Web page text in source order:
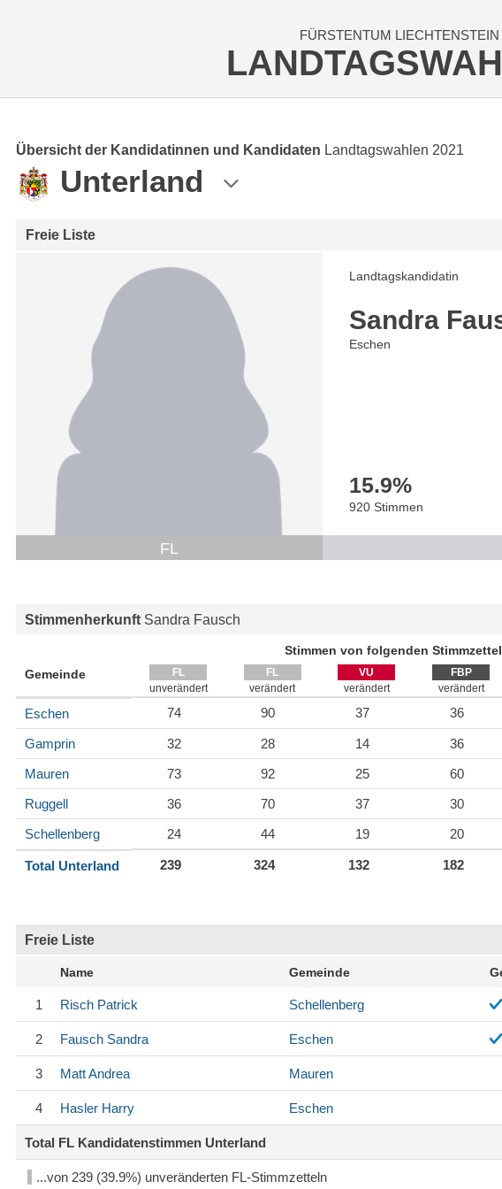
FÜRSTENTUM LIECHTENSTEIN
Übersicht der Kandidatinnen und Kandidaten Landtagswahlen 2021
Unterland
Freie Liste
FL
Landtagskandidatin
Sandra
Eschen
15.9%
920 Stimmen
Stimmenherkunft Sandra Fausch
Stimmen von folgenden
Gemeinde
FL
unverändert
FL
verändert
VU
verändert
FBP
verändert
Eschen 74 90 37 36
Gamprin 32 28 14 36
Mauren
73 92 25 60
Ruggell
36 70 37 30
Schellenberg
24 44 19 20
Total Unterland 239 324 132 182
Freie Liste
Name Gemeinde
1 Risch Patrick Schellenberg
2 Fausch Sandra Eschen
3 MattAndrea Mauren
4 Hasler Harry Eschen
Total FL Kandidatenstimmen Unterland
...von 239 (39.9%) unveränderten FL-Stimmzetteln